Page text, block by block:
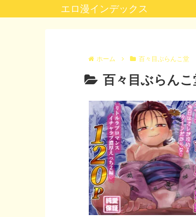
エロ漫インデックス
ホーム 百々目ぶらんこ堂
百々目ぶらんこ